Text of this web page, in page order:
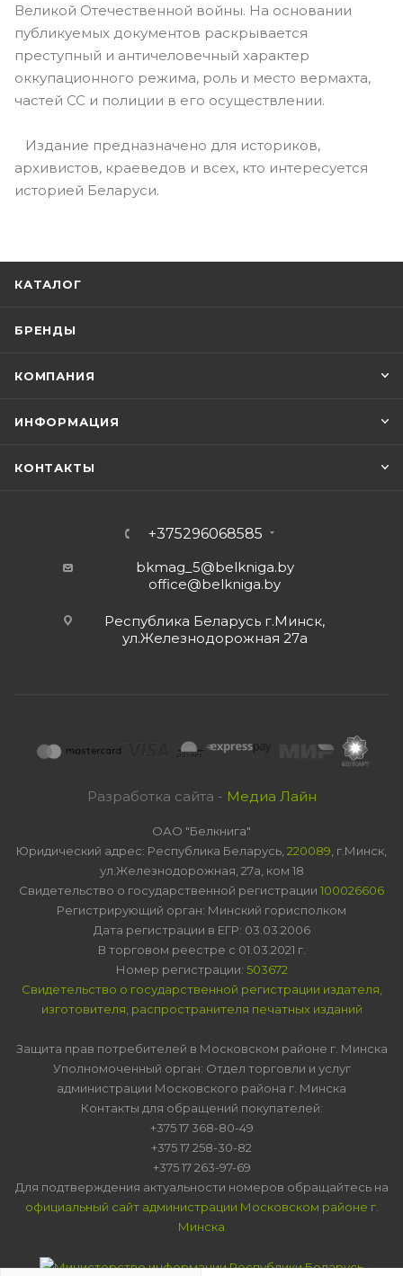
Великой Отечественной войны. На основании
публикуемых документов раскрывается
преступный и античеловечный характер
оккупационного режима, роль и место вермахта,
частей СС и полиции в его осуществлении.
Издание предназначено для историков,
архивистов, краеведов и всех, кто интересуется
историей Беларуси.
КАТАЛОГ
БРЕНДЫ
КОМПАНИЯ
ИНФОРМАЦИЯ
КОНТАКТЫ
+375296068585
bkmag_5@belkniga.by
office@belkniga.by
Республика Беларусь г.Минск,
ул.Железнодорожная 27а
Разработка сайта - Медиа Лайн
ОАО "Белкнига"
Юридический адрес: Республика Беларусь, 220089 , г.Минск,
ул.Железнодорожная, 27а, ком 18
Свидетельство о государственной регистрации 100026606
Регистрирующий орган: Минский горисполком
Дата регистрации в ЕГР: 03.03.2006
В торговом реестре с 01.03.2021 г.
Номер регистрации: 503672
Свидетельство о государственной регистрации издателя,
изготовителя, распространителя печатных изданий
Защита прав потребителей в Московском районе г. Минска
Уполномоченный орган: Отдел торговли и услуг
администрации Московского района г. Минска
Контакты для обращений покупателей:
+375 17 368-80-49
+375 17 258-30-82
+375 17 263-97-69
Для подтверждения актуальности номеров обращайтесь на
официальный сайт администрации Московском районе г.
Минска